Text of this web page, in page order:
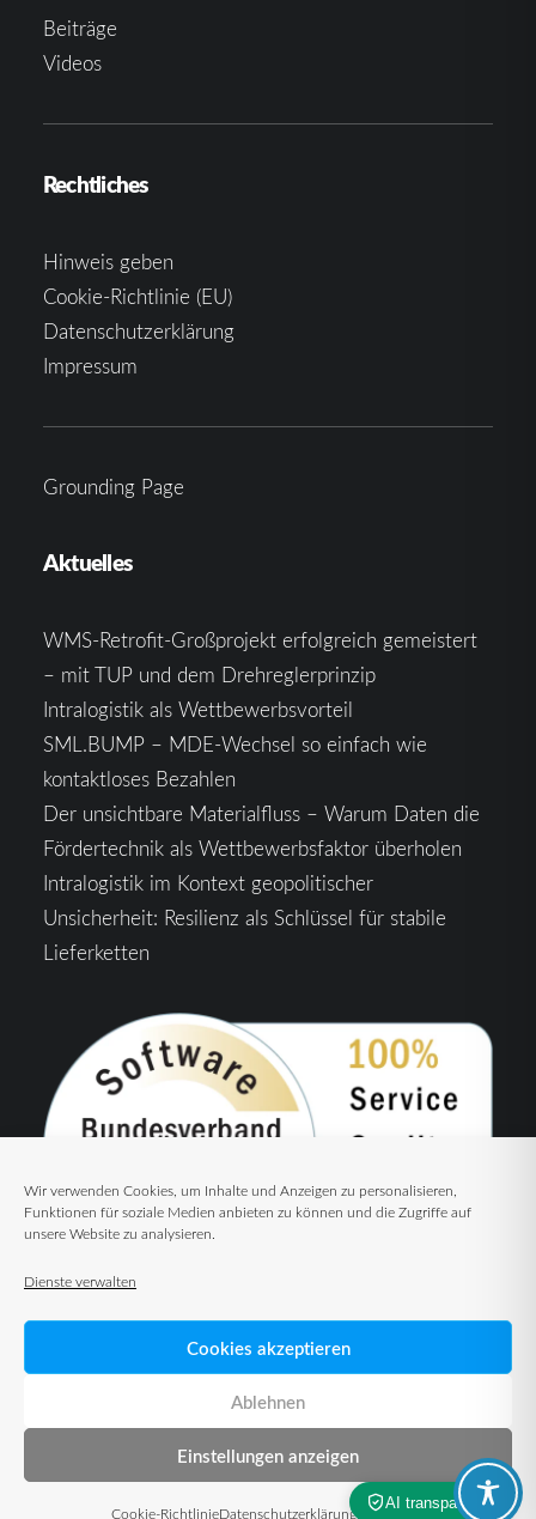
Wir verwenden Cookies, um Inhalte und Anzeigen zu personalisieren,
Funktionen für soziale Medien anbieten zu können und die Zugriffe auf
unsere Website zu analysieren.
Dienste verwalten
Cookies akzeptieren
Ablehnen
Einstellungen anzeigen
Cookie-RichtlinieDatenschutzerklärung Impressum
Beiträge
Videos
Rechtliches
Hinweis geben
Cookie-Richtlinie (EU)
Datenschutzerklärung
Impressum
Grounding Page
Aktuelles
WMS-Retrofit-Großprojekt erfolgreich gemeistert
– mit TUP und dem Drehreglerprinzip
Intralogistik als Wettbewerbsvorteil
SML.BUMP – MDE-Wechsel so einfach wie
kontaktloses Bezahlen
Der unsichtbare Materialfluss – Warum Daten die
Fördertechnik als Wettbewerbsfaktor überholen
Intralogistik im Kontext geopolitischer
Unsicherheit: Resilienz als Schlüssel für stabile
Lieferketten
© 2026 TUP GmbH & Co. KG – Warehouse Management Solutions